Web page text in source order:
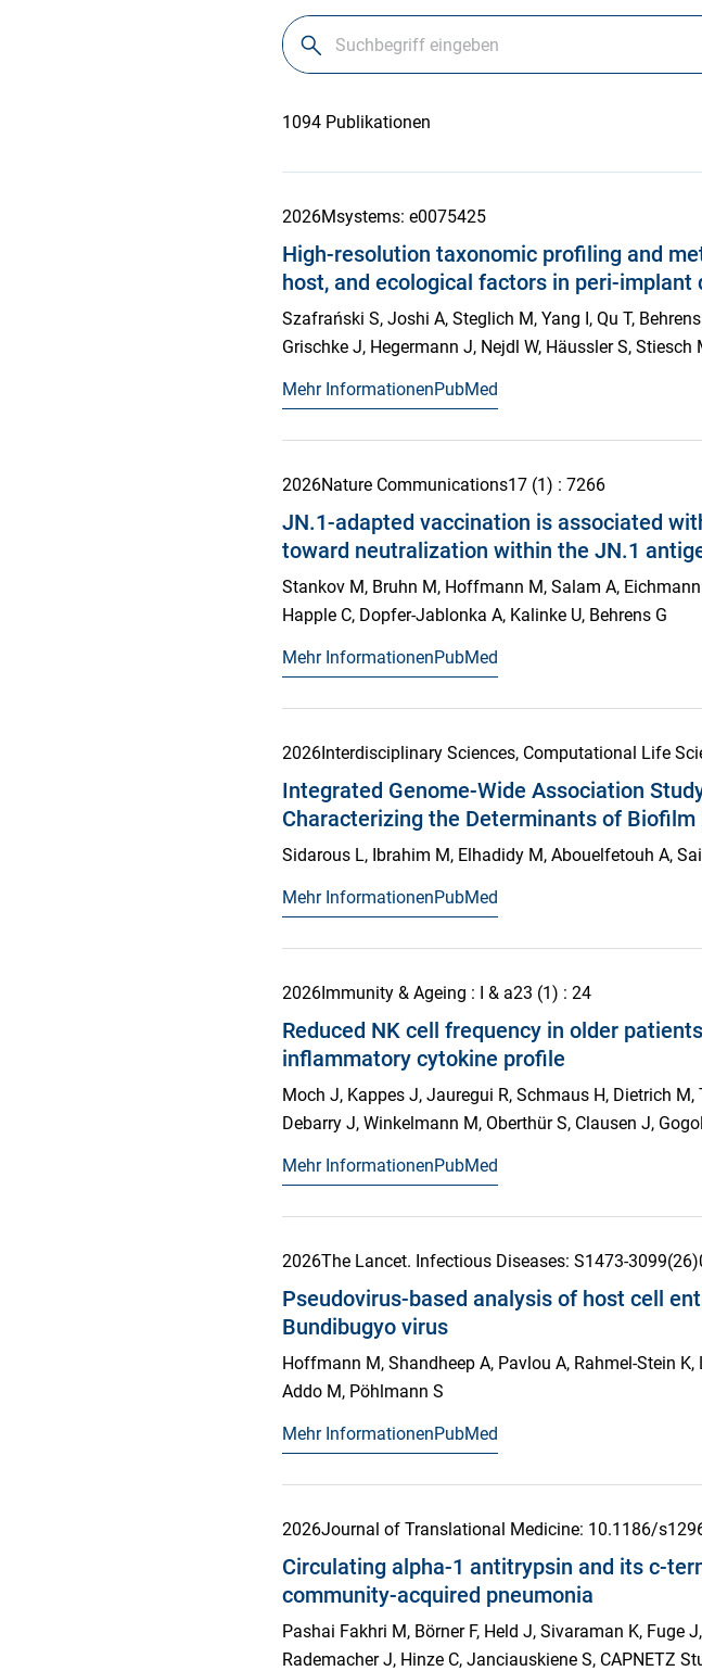
1094 Publikationen
2026Msystems: e0075425
High-resolution taxonomic profiling and
host, and ecological factors in peri-implant
Szafrański S, Joshi A, Steglich M, Yang I, Qu T,
Grischke J, Hegermann J, Nejdl W, Häussler S, Stiesch
Mehr InformationenPubMed
2026Nature Communications17 (1) : 7266
JN.1-adapted vaccination is associated
toward neutralization within the JN.1
Stankov M, Bruhn M, Hoffmann M, Salam A,
Happle C, Dopfer-Jablonka A, Kalinke U, Behrens G
Mehr InformationenPubMed
2026Interdisciplinary Sciences, Computational Life
Integrated Genome-Wide Association
Characterizing the Determinants of
Sidarous L, Ibrahim M, Elhadidy M, Abouelfetouh A,
Mehr InformationenPubMed
2026Immunity & Ageing : I & a23 (1) : 24
Reduced NK cell frequency in older
inflammatory cytokine profile
Moch J, Kappes J, Jauregui R, Schmaus H, Dietrich
Debarry J, Winkelmann M, Oberthür S, Clausen J,
Mehr InformationenPubMed
2026The Lancet. Infectious Diseases: S1473-
Pseudovirus-based analysis of host cell
Bundibugyo virus
Hoffmann M, Shandheep A, Pavlou A, Rahmel-Stein
Addo M, Pöhlmann S
Mehr InformationenPubMed
2026Journal of Translational Medicine: 10.1186/
Circulating alpha-1 antitrypsin and its c-
community-acquired pneumonia
Pashai Fakhri M, Börner F, Held J, Sivaraman K, Fuge
Rademacher J, Hinze C, Janciauskiene S, CAPNETZ